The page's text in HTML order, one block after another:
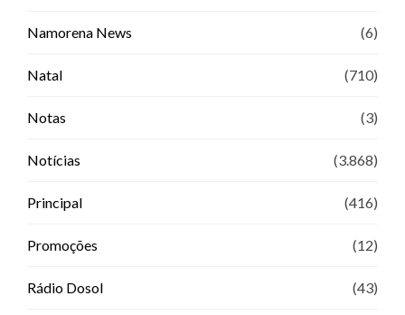
Namorena News (6)
Natal (710)
Notas (3)
Notícias (3.868)
Principal (416)
Promoções (12)
Rádio Dosol (43)